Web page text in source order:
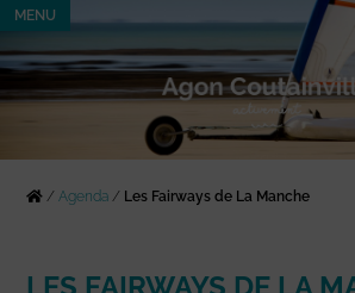
MENU
/Agenda / Les Fairways de La Manche